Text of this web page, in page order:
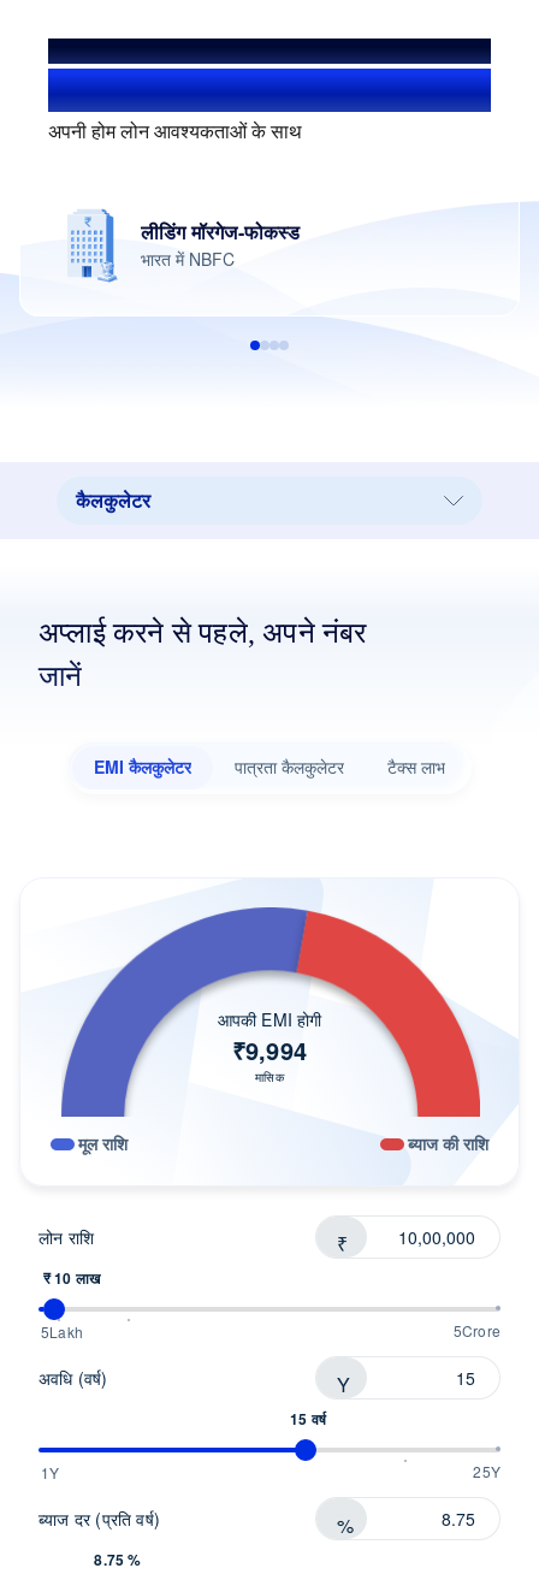
हमसे हुए लाभान्वित
1.4+ मिलियन यूज़र्स
अपनी होम लोन आवश्यकताओं के साथ
लीडिंग मॉरगेज-फोकस्ड
भारत में NBFC
कैलकुलेटर
रियल एस्टेट
मुख्य लाभ
आवश्यक दस्तावेज
शहरों में लोन
बजट के अनुसार लोन
अपने लिए सही लोन खोजें
ग्राहक की समीक्षा
FAQ
अप्लाई करने से पहले, अपने नंबर
जानें
EMI कैलकुलेटर पात्रता कैलकुलेटर टैक्स लाभ
आपकी EMI होगी
₹9,994
मासिक
मूल राशि ब्याज की राशि
लोन राशि ₹
₹ 10 लाख
5Lakh 5Crore
अवधि (वर्ष) Y
15 वर्ष
1Y 25Y
ब्याज दर (प्रति वर्ष) %
8.75 %